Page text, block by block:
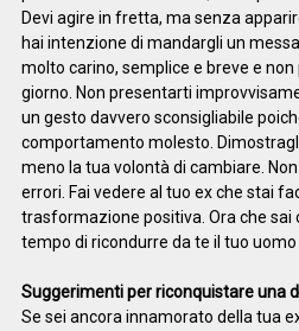
Devi agire in fretta, ma senza
hai intenzione di mandargli un
molto carino, semplice e breve e non
giorno. Non presentarti
un gesto davvero sconsigliabile
comportamento molesto.
meno la tua volontà di cambiare.
errori. Fai vedere al tuo ex che stai
trasformazione positiva. Ora che sai
tempo di ricondurre da te il tuo uomo
Suggerimenti per riconquistare una
Se sei ancora innamorato della tua